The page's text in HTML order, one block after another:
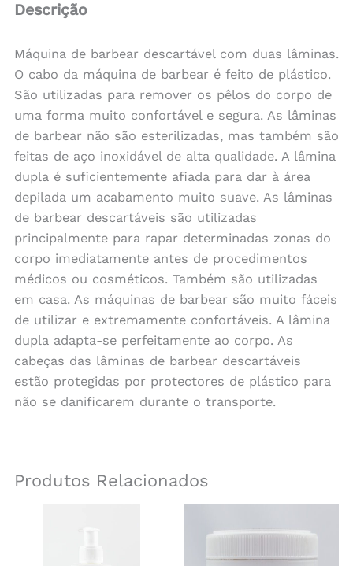
Descrição
Máquina de barbear descartável com duas lâminas.
O cabo da máquina de barbear é feito de plástico.
São utilizadas para remover os pêlos do corpo de
uma forma muito confortável e segura. As lâminas
de barbear não são esterilizadas, mas também são
feitas de aço inoxidável de alta qualidade. A lâmina
dupla é suficientemente afiada para dar à área
depilada um acabamento muito suave. As lâminas
de barbear descartáveis são utilizadas
principalmente para rapar determinadas zonas do
corpo imediatamente antes de procedimentos
médicos ou cosméticos. Também são utilizadas
em casa. As máquinas de barbear são muito fáceis
de utilizar e extremamente confortáveis. A lâmina
dupla adapta-se perfeitamente ao corpo. As
cabeças das lâminas de barbear descartáveis
estão protegidas por protectores de plástico para
não se danificarem durante o transporte.
Produtos Relacionados